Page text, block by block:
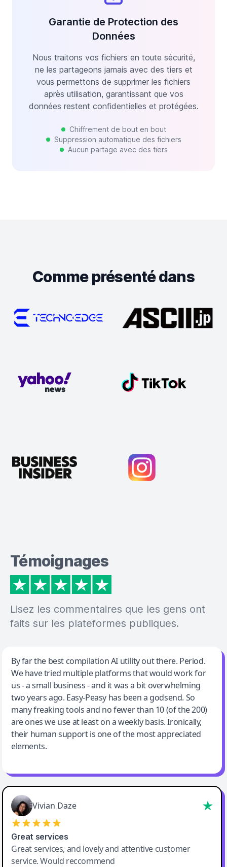
Garantie de Protection des
Données
Nous traitons vos fichiers en toute sécurité,
ne les partageons jamais avec des tiers et
vous permettons de supprimer les fichiers
après utilisation, garantissant que vos
données restent confidentielles et protégées.
Chiffrement de bout en bout
Suppression automatique des fichiers
Aucun partage avec des tiers
Comme présenté dans
Témoignages
Lisez les commentaires que les gens ont
faits sur les plateformes publiques.
Jeff Wilson
By far the best compilation AI utility
By far the best compilation AI utility out there. Period.
We have tried multiple platforms that would work for
us - a small business - and it was a bit overwhelming
two years ago. Easy-Peasy has been a godsend. So
many freaking tools and no fewer than 10 (of the 200)
are ones we use at least on a weekly basis. Ironically,
their human support is one of the most appreciated
elements.
Vivian Daze
Great services
Great services, and lovely and attentive customer
service. Would reccommend